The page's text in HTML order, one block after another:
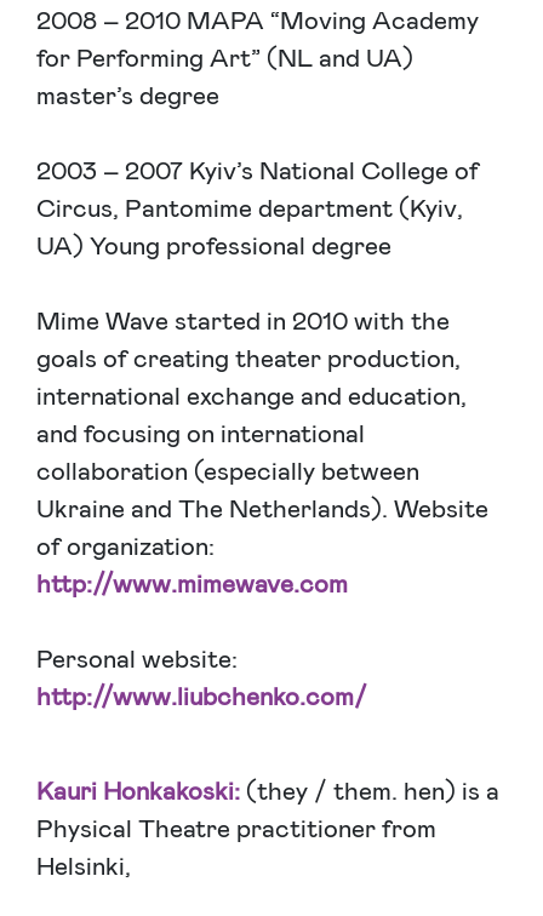
2008 – 2010 MAPA “Moving Academy
for Performing Art” (NL and UA)
master’s degree
2003 – 2007 Kyiv’s National College of
Circus, Pantomime department (Kyiv,
UA) Young professional degree
Mime Wave started in 2010 with the
goals of creating theater production,
international exchange and education,
and focusing on international
collaboration (especially between
Ukraine and The Netherlands). Website
of organization:
http://www.mimewave.com
Personal website:
http://www.liubchenko.com/
Kauri Honkakoski: (they / them. hen) is a
Physical Theatre practitioner from
Helsinki,